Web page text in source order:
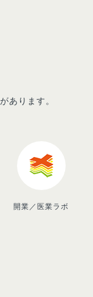
あります。
開業／医業ラボ